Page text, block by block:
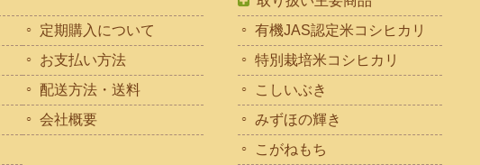
定期購入について
お支払い方法
配送方法・送料
会社概要
有機JAS認定米コシヒカリ
特別栽培米コシヒカリ
こしいぶき
みずほの輝き
こがねもち